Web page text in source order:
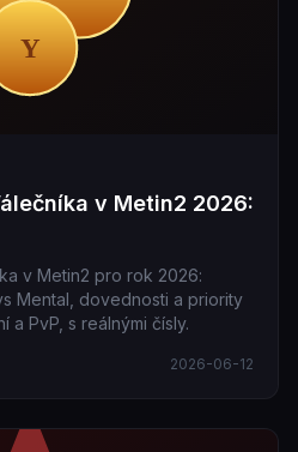
v Metin2 2026:
v Metin2 pro rok 2026:
Mental, dovednosti a priority
a PvP, s reálnými čísly.
2026-06-12